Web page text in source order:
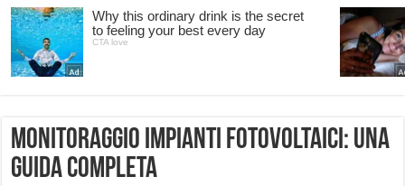
Monitoraggio impianti fotovoltaici: una
guida completa